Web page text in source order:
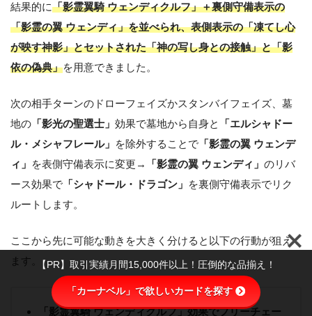
結果的に「影霊翼騎 ウェンディクルフ」＋裏側守備表示の
「影霊の翼 ウェンディ」を並べられ、表側表示の「凍てし心
が映す神影」とセットされた「神の写し身との接触」と「影
依の偽典」を用意できました。
次の相手ターンのドローフェイズかスタンバイフェイズ、墓
地の 「影光の聖選士」 効果で墓地から自身と
「エルシャドー
ル・メシャフレール」 を除外することで 「影霊の翼 ウェンデ
ィ」 を表側守備表示に変更→ 「影霊の翼 ウェンディ」 のリバ
ース効果で 「シャドール・ドラゴン」 を裏側守備表示でリク
ルートします。
ここから先に可能な動きを大きく分けると以下の行動が狙え
ます。
「影霊翼騎 ウェンディクルフ」効果でフリーチェー
【PR】取引実績月間15,000件以上！圧倒的な品揃え！
「カーナベル」で欲しいカードを探す